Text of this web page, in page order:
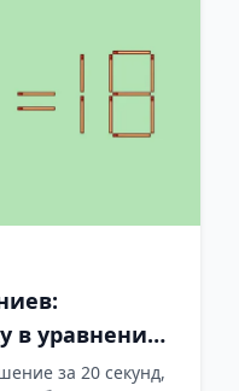
в уравнении
за 20 секунд,